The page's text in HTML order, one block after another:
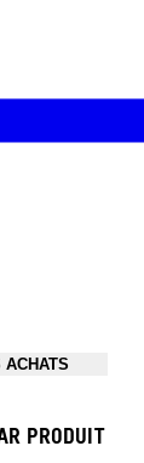
ACHATS
PRODUIT